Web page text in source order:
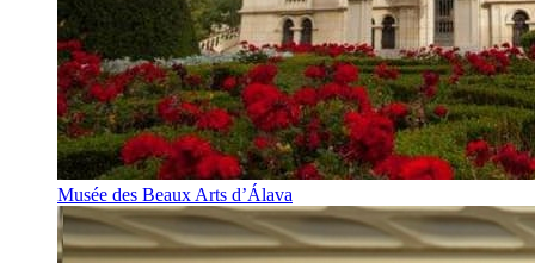
Musée des Beaux Arts d’Álava